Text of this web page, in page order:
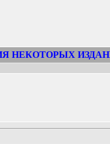
НЕКОТОРЫХ